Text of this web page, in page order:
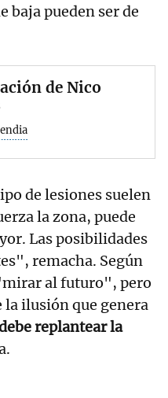
baja pueden ser de
de Nico
de lesiones suelen
la zona, puede
Las posibilidades
remacha. Según
al futuro", pero
la ilusión que genera
replantear la